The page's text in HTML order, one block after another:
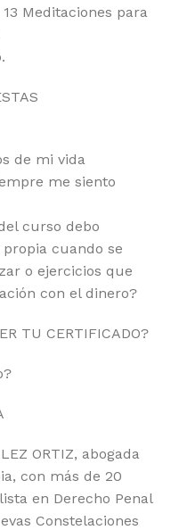
Meditaciones para
de mi vida
me siento
curso debo
cuando se
o ejercicios que
con el dinero?
TU CERTIFICADO?
ORTIZ, abogada
con más de 20
en Derecho Penal
Constelaciones